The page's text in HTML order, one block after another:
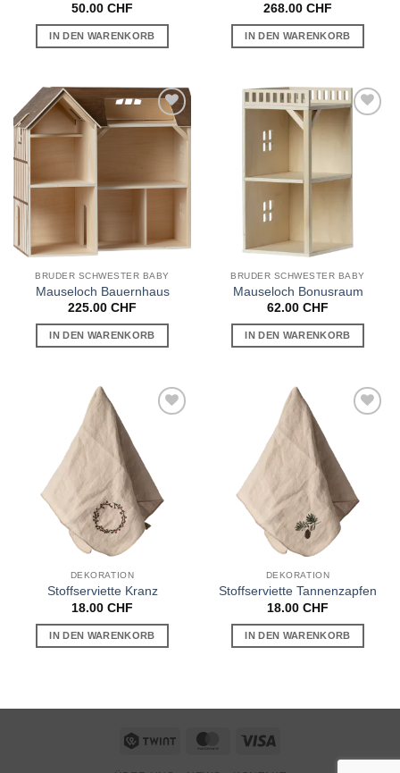
50.00 CHF
IN DEN WARENKORB
268.00 CHF
IN DEN WARENKORB
Auf die
Wunschliste
BRUDER SCHWESTER BABY
Mauseloch Bauernhaus
225.00 CHF
IN DEN WARENKORB
Auf die
BRUDER SCHWESTER BABY
Mauseloch Bonusraum
62.00 CHF
IN DEN WARENKORB
Wunschliste
DEKORATION
Stoffserviette Kranz
18.00 CHF
IN DEN WARENKORB
Wunschliste
DEKORATION
Stoffserviette Tannenzapfen
18.00 CHF
IN DEN WARENKORB
Twint MasterCardVisa